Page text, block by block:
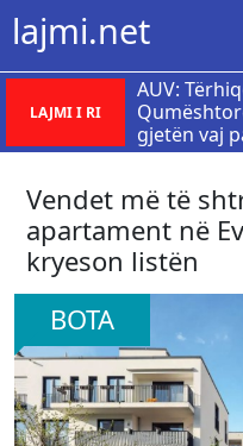
lajmi.net
LAJMI I RI
AUV:
gjetën vaj
Vendet më të
apartament në
kryeson listën
BOTA